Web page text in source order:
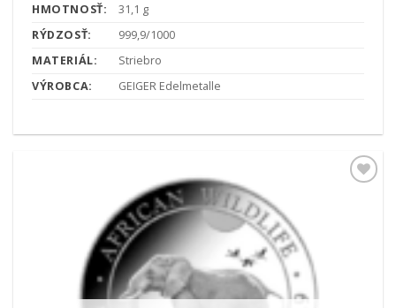
HMOTNOSŤ:
31,1 g
RÝDZOSŤ:
999,9/1000
MATERIÁL:
Striebro
VÝROBCA:
GEIGER Edelmetalle